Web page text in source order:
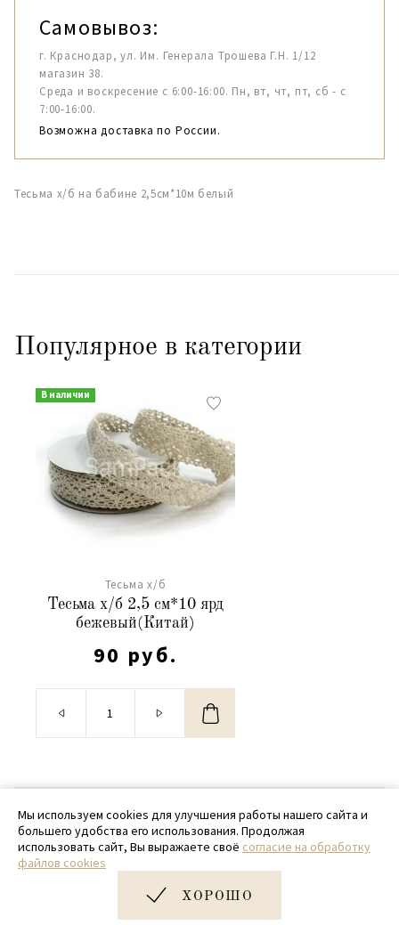
Самовывоз:
г. Краснодар, ул. Им. Генерала Трошева Г.Н. 1/12
магазин 38.
Среда и воскресение с 6:00-16:00. Пн, вт, чт, пт, сб - с
7:00-16:00.
Возможна доставка по России.
Тесьма х/б на бабине 2,5см*10м белый
Популярное в категории
В наличии
Тесьма х/б
Тесьма х/б 2,5 см*10 ярд
бежевый(Китай)
90 руб.
© 2020 - 2026 SamPack
+ 7 (918) 699-97-87
zakaz@sampack.store
Дизайн и разработка сайта
Мы используем cookies для улучшения работы нашего сайта и
большего удобства его использования. Продолжая
использовать сайт, Вы выражаете своё согласие на обработку
файлов cookies
ХОРОШО